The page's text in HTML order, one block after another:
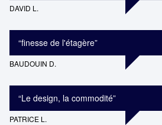
DAVID L.
“finesse de l'étagère”
BAUDOUIN D.
“Le design, la commodité”
PATRICE L.